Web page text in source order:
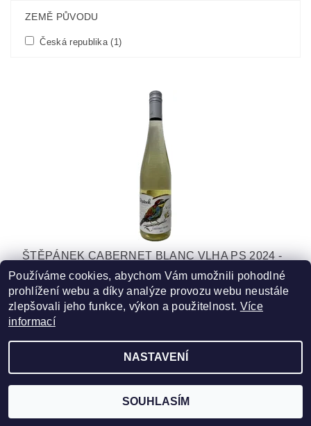
FILTR PODLE PARAMETRŮ, VLASTNOSTÍ A VÝROBCŮ
ZEMĚ PŮVODU
Česká republika(1)
ŠTĚPÁNEK CABERNET BLANC VLHA PS 2024 -
POLOSLADKÉ
216 Kč
2026 ©ZLATÁ VÍNA, všechna práva vyhrazena
Vytvořil Shoptet
Používáme cookies, abychom Vám umožnili pohodlné
prohlížení webu a díky analýze provozu webu neustále
zlepšovali jeho funkce, výkon a použitelnost. Více
informací
NASTAVENÍ
SOUHLASÍM